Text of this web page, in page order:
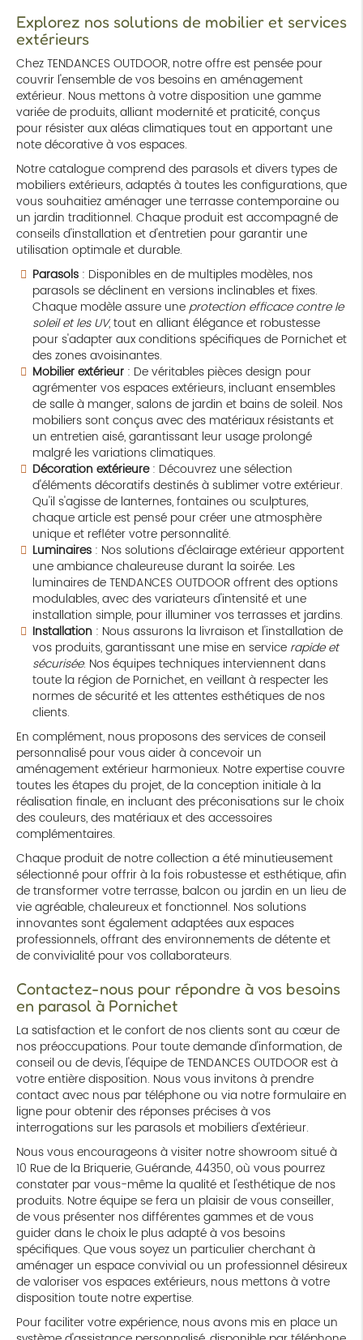
Explorez nos solutions de mobilier et services
extérieurs
Chez TENDANCES OUTDOOR, notre offre est pensée pour
couvrir l'ensemble de vos besoins en aménagement
extérieur. Nous mettons à votre disposition une gamme
variée de produits, alliant modernité et praticité, conçus
pour résister aux aléas climatiques tout en apportant une
note décorative à vos espaces.
Notre catalogue comprend des parasols et divers types de
mobiliers extérieurs, adaptés à toutes les configurations, que
vous souhaitiez aménager une terrasse contemporaine ou
un jardin traditionnel. Chaque produit est accompagné de
conseils d'installation et d'entretien pour garantir une
utilisation optimale et durable.
Parasols : Disponibles en de multiples modèles, nos
parasols se déclinent en versions inclinables et fixes.
Chaque modèle assure uneprotection efficace contre le
soleil et les UV, tout en alliant élégance et robustesse
pour s'adapter aux conditions spécifiques de Pornichet et
des zones avoisinantes.
Mobilier extérieur : De véritables pièces design pour
agrémenter vos espaces extérieurs, incluant ensembles
de salle à manger, salons de jardin et bains de soleil. Nos
mobiliers sont conçus avec des matériaux résistants et
un entretien aisé, garantissant leur usage prolongé
malgré les variations climatiques.
Décoration extérieure: Découvrez une sélection
d'éléments décoratifs destinés à sublimer votre extérieur.
Qu'il s'agisse de lanternes, fontaines ou sculptures,
chaque article est pensé pour créer une atmosphère
unique et refléter votre personnalité.
Luminaires : Nos solutions d'éclairage extérieur apportent
une ambiance chaleureuse durant la soirée. Les
luminaires de TENDANCES OUTDOOR offrent des options
modulables, avec des variateurs d'intensité et une
installation simple, pour illuminer vos terrasses et jardins.
Installation : Nous assurons la livraison et l'installation de
vos produits, garantissant une mise en service rapide et
sécurisée. Nos équipes techniques interviennent dans
toute la région de Pornichet, en veillant à respecter les
normes de sécurité et les attentes esthétiques de nos
clients.
En complément, nous proposons des services de conseil
personnalisé pour vous aider à concevoir un
aménagement extérieur harmonieux. Notre expertise couvre
toutes les étapes du projet, de la conception initiale à la
réalisation finale, en incluant des préconisations sur le choix
des couleurs, des matériaux et des accessoires
complémentaires.
Chaque produit de notre collection a été minutieusement
sélectionné pour offrir à la fois robustesse et esthétique, afin
de transformer votre terrasse, balcon ou jardin en un lieu de
vie agréable, chaleureux et fonctionnel. Nos solutions
innovantes sont également adaptées aux espaces
professionnels, offrant des environnements de détente et
de convivialité pour vos collaborateurs.
Contactez-nous pour répondre à vos besoins
en parasol à Pornichet
La satisfaction et le confort de nos clients sont au cœur de
nos préoccupations. Pour toute demande d'information, de
conseil ou de devis, l'équipe de TENDANCES OUTDOOR est à
votre entière disposition. Nous vous invitons à prendre
contact avec nous par téléphone ou via notre formulaire en
ligne pour obtenir des réponses précises à vos
interrogations sur les parasols et mobiliers d'extérieur.
Nous vous encourageons à visiter notre showroom situé à
10 Rue de la Briquerie, Guérande, 44350, où vous pourrez
constater par vous-même la qualité et l'esthétique de nos
produits. Notre équipe se fera un plaisir de vous conseiller,
de vous présenter nos différentes gammes et de vous
guider dans le choix le plus adapté à vos besoins
spécifiques. Que vous soyez un particulier cherchant à
aménager un espace convivial ou un professionnel désireux
de valoriser vos espaces extérieurs, nous mettons à votre
disposition toute notre expertise.
Pour faciliter votre expérience, nous avons mis en place un